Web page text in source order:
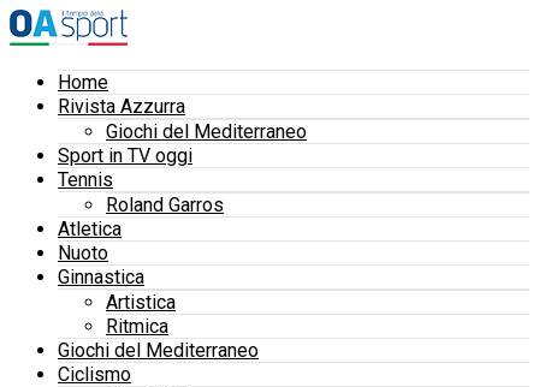
Home
Rivista Azzurra
Giochi del Mediterraneo
Sport in TV oggi
Tennis
Roland Garros
Atletica
Nuoto
Ginnastica
Artistica
Ritmica
Giochi del Mediterraneo
Ciclismo